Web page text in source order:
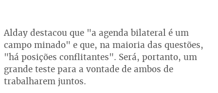
Alday destacou que "a agenda bilateral é um
campo minado" e que, na maioria das questões,
"há posições conflitantes". Será, portanto, um
grande teste para a vontade de ambos de
trabalharem juntos.